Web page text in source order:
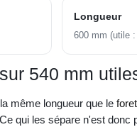
Longueur
600 mm (utile
540 mm
même longueur que le
qui les sépare n'est donc